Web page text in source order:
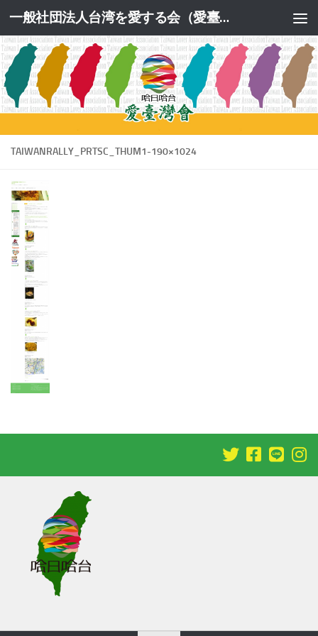
コンテンツへスキップ 一般社団法人台湾を愛する会（愛臺灣會）公式サイト
TAIWANRALLY_PRTSC_THUM1-190×1024